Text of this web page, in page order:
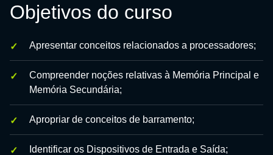
Objetivos do curso
Apresentar conceitos relacionados a processadores;
Compreender noções relativas à Memória Principal e
Memória Secundária;
Apropriar de conceitos de barramento;
Identificar os Dispositivos de Entrada e Saída;